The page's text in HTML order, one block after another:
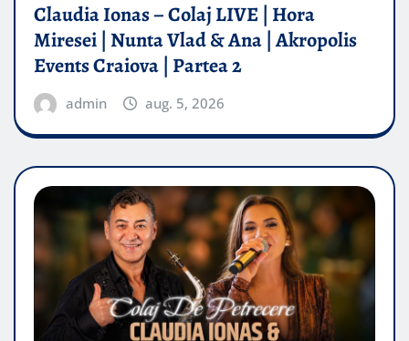
Claudia Ionas – Colaj LIVE | Hora
Miresei | Nunta Vlad & Ana | Akropolis
Events Craiova | Partea 2
admin aug. 5, 2026